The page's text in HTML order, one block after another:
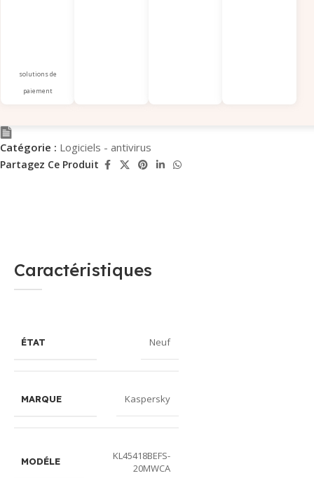
solutions de
paiement
Catégorie : Logiciels - antivirus
Partagez Ce Produit
Caractéristiques
ÉTAT Neuf
MARQUE Kaspersky
MODÉLE
KL45418BEFS-
20MWCA